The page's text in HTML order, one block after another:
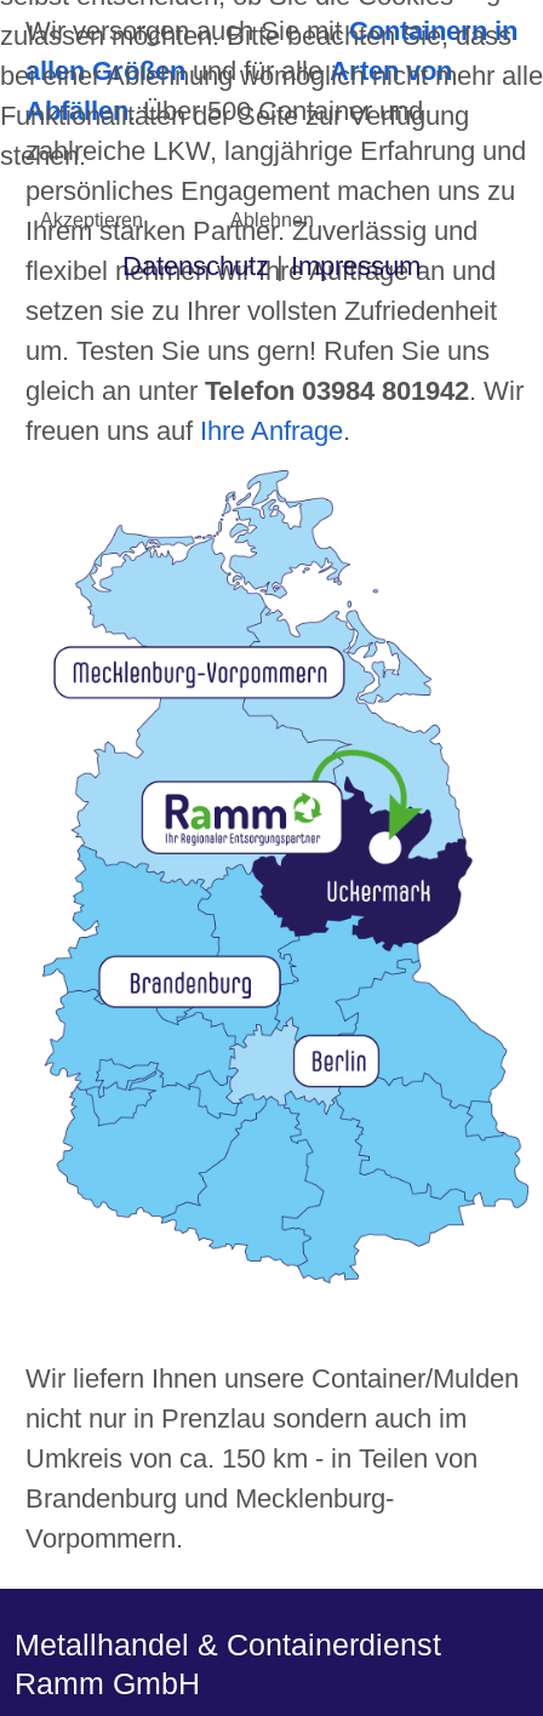
Wir versorgen auch Sie mitContainern in
allen Größenund für alleArten von
Abfällen. Über 500 Container und
zahlreiche LKW, langjährige Erfahrung und
persönliches Engagement machen uns zu
Ihrem starken Partner. Zuverlässig und
flexibel nehmen wir Ihre Aufträge an und
setzen sie zu Ihrer vollsten Zufriedenheit
um. Testen Sie uns gern! Rufen Sie uns
gleich an unter Telefon 03984 801942. Wir
freuen uns auf Ihre Anfrage.
Wir liefern Ihnen unsere Container/Mulden
nicht nur in Prenzlau sondern auch im
Umkreis von ca. 150 km - in Teilen von
Brandenburg und Mecklenburg-
Vorpommern.
Metallhandel & Containerdienst
Ramm GmbH
zulassen möchten. Bitte beachten Sie, dass
bei einer Ablehnung womöglich nicht mehr alle
Funktionalitäten der Seite zur Verfügung
stehen.
Akzeptieren Ablehnen
Datenschutz|Impressum